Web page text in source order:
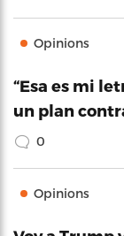
Opinions
“Esa es mi
un plan
0
Opinions